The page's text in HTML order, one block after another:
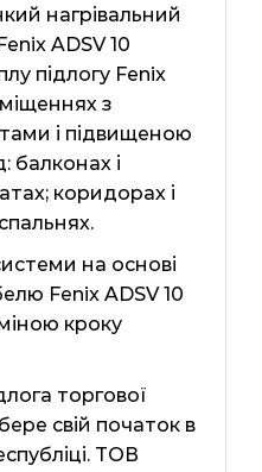
нагрівальний
​​ADSV 10
підлогу Fenix
з
і підвищеною
балконах і
коридорах і
на основі
Fenix ​​ADSV 10
кроку
торгової
свій початок в
ТОВ